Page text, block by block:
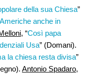
della sua Chiesa”
anche in
, “Così papa
Usa” (Domani).
la chiesa resta divisa”
Antonio Spadaro,